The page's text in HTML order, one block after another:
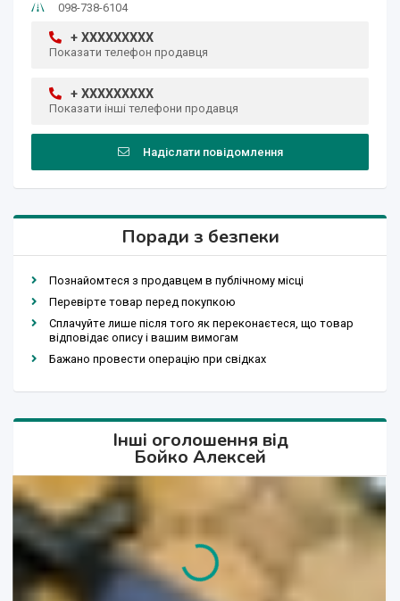
098-738-6104
+ XXXXXXXXX
Показати телефон продавця
+ XXXXXXXXX
Показати інші телефони продавця
Надіслати повідомлення
Поради з безпеки
Познайомтеся з продавцем в публічному місці
Перевірте товар перед покупкою
Сплачуйте лише після того як переконаєтеся, що товар
відповідає опису і вашим вимогам
Бажано провести операцію при свідках
Інші оголошення від
Бойко Алексей